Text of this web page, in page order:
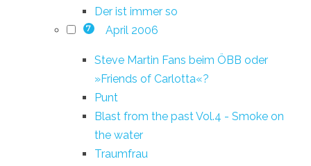
Der ist immer so
7 April 2006
Steve Martin Fans beim ÖBB oder
»Friends of Carlotta«?
Punt
Blast from the past Vol.4 - Smoke on
the water
Traumfrau